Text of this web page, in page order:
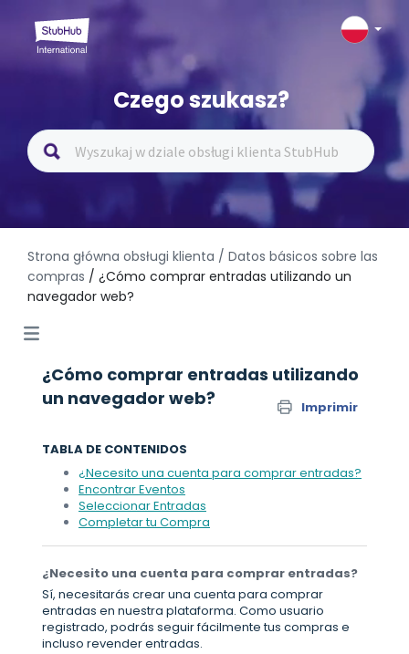
Czego szukasz?
Strona główna obsługi klienta / Datos básicos sobre las
compras / ¿Cómo comprar entradas utilizando un
navegador web?
¿Cómo comprar entradas utilizando
un navegador web?
Imprimir
TABLA DE CONTENIDOS
¿Necesito una cuenta para comprar entradas?
Encontrar Eventos
Seleccionar Entradas
Completar tu Compra
¿Necesito una cuenta para comprar entradas?
Sí, necesitarás crear una cuenta para comprar
entradas en nuestra plataforma. Como usuario
registrado, podrás seguir fácilmente tus compras e
incluso revender entradas.